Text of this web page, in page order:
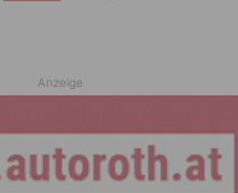
Anzeige